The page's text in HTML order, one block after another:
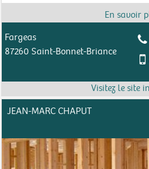
Fargeas
87260 Saint-Bonnet-Briance
JEAN-MARC CHAPUT